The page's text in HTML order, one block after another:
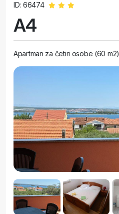
ID: 66474
A4
Apartman za četiri osobe (60 m2)